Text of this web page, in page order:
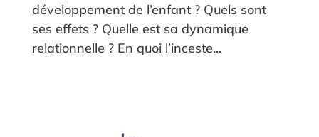
développement de l’enfant ? Quels sont
ses effets ? Quelle est sa dynamique
relationnelle ? En quoi l’inceste...